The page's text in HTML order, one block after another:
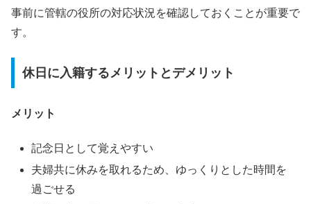
事前に管轄の役所の対応状況を確認しておくことが重要で
す。
休日に入籍するメリットとデメリット
メリット
記念日として覚えやすい
夫婦共に休みを取れるため、ゆっくりとした時間を
過ごせる